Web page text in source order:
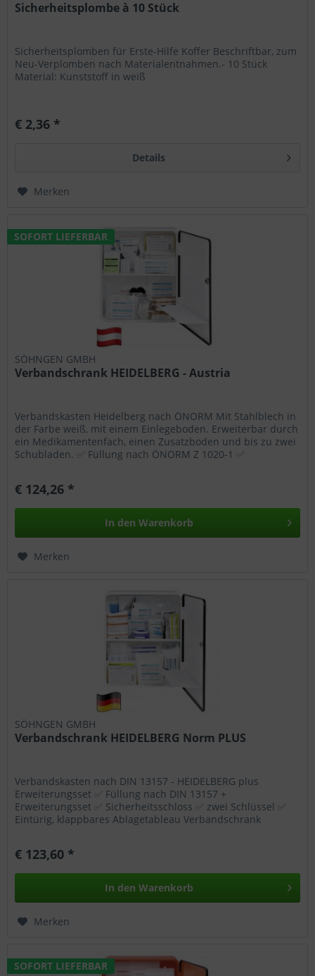
Sicherheitsplombe à 10 Stück
Sicherheitsplomben für Erste-Hilfe Koffer Beschriftbar, zum
Neu-Verplomben nach Materialentnahmen.- 10 Stück
Material: Kunststoff in weiß
€ 2,36 *
Details
Merken
SOFORT LIEFERBAR
SÖHNGEN GMBH
Verbandschrank HEIDELBERG - Austria
Verbandskasten Heidelberg nach ÖNORM Mit Stahlblech in
der Farbe weiß, mit einem Einlegeboden. Erweiterbar durch
ein Medikamentenfach, einen Zusatzboden und bis zu zwei
Schubladen. ✅ Füllung nach ÖNORM Z 1020-1 ✅
€ 124,26 *
In den Warenkorb
Merken
SÖHNGEN GMBH
Verbandschrank HEIDELBERG Norm PLUS
Verbandskasten nach DIN 13157 - HEIDELBERG plus
Erweiterungsset ✅ Füllung nach DIN 13157 +
Erweiterungsset ✅ Sicherheitsschloss ✅ zwei Schlüssel ✅
Eintürig, klappbares Ablagetableau Verbandschrank
€ 123,60 *
In den Warenkorb
Merken
SOFORT LIEFERBAR